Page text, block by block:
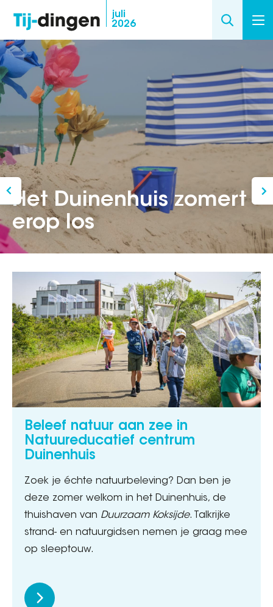
naar
de
inhoud
gaan
juli
2026
Het Duinenhuis zomert
erop los
Beleef natuur aan zee in
Natuureducatief centrum
Duinenhuis
Zoek je échte natuurbeleving? Dan ben je
deze zomer welkom in het Duinenhuis, de
thuishaven van Duurzaam Koksijde. Talkrijke
strand- en natuurgidsen nemen je graag mee
op sleeptouw.